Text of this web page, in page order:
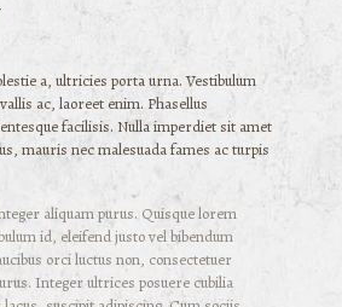
a, ultricies porta urna. Vestibulum
ac, laoreet enim. Phasellus
facilisis. Nulla imperdiet sit amet
mauris nec malesuada fames ac turpis
aliquam purus. Quisque lorem
id, eleifend justo vel bibendum
orci luctus non, consectetuer
Integer ultrices posuere cubilia